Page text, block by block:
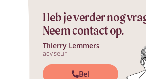
Heb je verder nog
Neem contact op.
Thierry Lemmers
adviseur
Bel